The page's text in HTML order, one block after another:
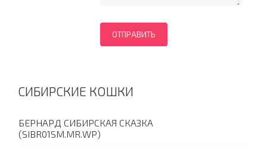
СИБИРСКИЕ КОШКИ
БЕРНАРД СИБИРСКАЯ СКАЗКА
(SIBR01SM.MR.WP)